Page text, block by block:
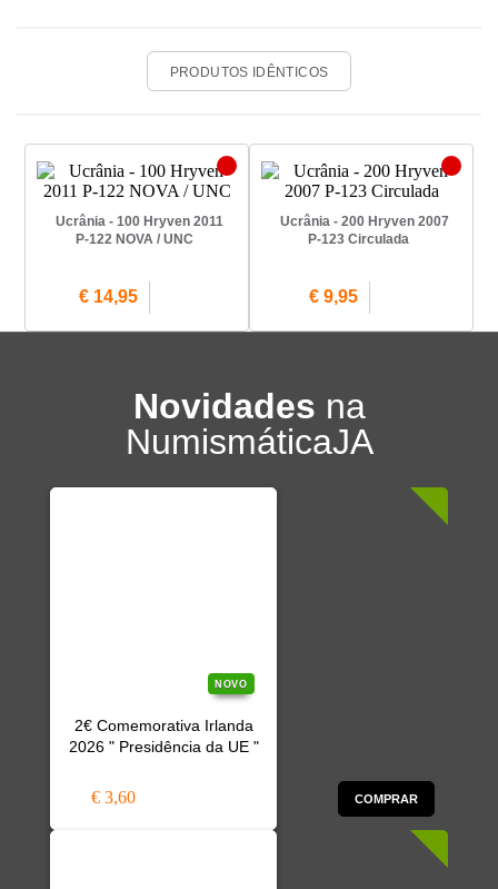
PRODUTOS IDÊNTICOS
Ucrânia - 100 Hryven 2011
P-122 NOVA / UNC
€ 14,95
Ucrânia - 200 Hryven 2007
P-123 Circulada
€ 9,95
Novidades na
NumismáticaJA
NOVO
2€ Comemorativa Irlanda
2026 " Presidência da UE "
€ 3,60 COMPRAR